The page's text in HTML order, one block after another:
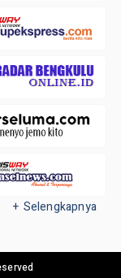
+ Selengkapnya